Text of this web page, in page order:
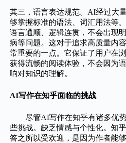
其三，语言表达规范。AI经过大
够掌握标准的语法、词汇用法等
语言通顺、逻辑连贯，不会出现
病等问题。这对于追求高质量内
常重要的一点。它保证了用户在
获得流畅的阅读体验，不会因为
响对知识的理解。
AI写作在知乎面临的挑战
尽管AI写作在知乎有诸多优
些挑战。缺乏情感与个性化。知
答之所以受欢迎，是因为作者能